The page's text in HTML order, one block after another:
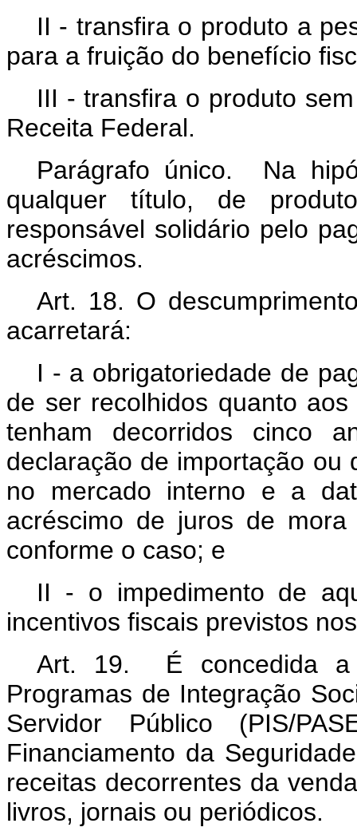
II - transfira o produto a
para a fruição do benefício
III - transfira o produto
Receita Federal.
Parágrafo único. Na
qualquer título, de
responsável solidário pelo
acréscimos.
Art. 18. O
acarretará:
I - a obrigatoriedade de
de ser recolhidos quanto
tenham decorridos cinco
declaração de importação ou
no mercado interno e a
acréscimo de juros de
conforme o caso; e
II - o impedimento de
incentivos fiscais previstos
Art. 19. É concedida a
Programas de Integração
Servidor Público (PIS/
Financiamento da
receitas decorrentes da
livros, jornais ou periódicos.